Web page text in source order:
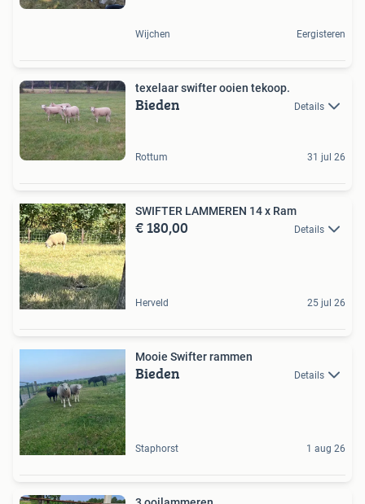
Wijchen Eergisteren
texelaar swifter ooien tekoop.
Bieden Details
Rottum 31 jul 26
SWIFTER LAMMEREN 14 x Ram
€ 180,00 Details
Herveld 25 jul 26
Mooie Swifter rammen
Bieden Details
Staphorst 1 aug 26